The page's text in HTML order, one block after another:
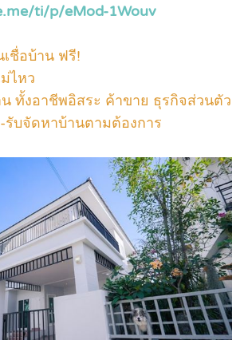
ti/p/eMod-1Wouv
เชื่อบ้าน ฟรี!
ไหว
ทั้งอาชีพอิสระ ค้าขาย ธุรกิจส่วนตัว
รับจัดหาบ้านตามต้องการ